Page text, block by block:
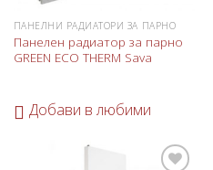
ПАНЕЛНИ РАДИАТОРИ ЗА ПАРНО
Панелен радиатор за парно
GREEN ECO THERM Sava
Добави в любими